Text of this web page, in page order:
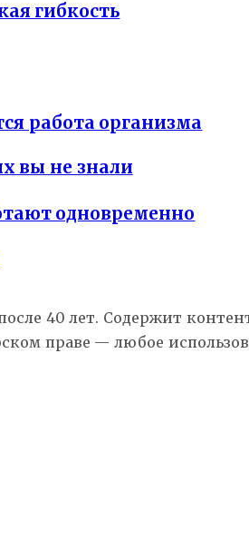
гибкость
работа организма
вы не знали
одновременно
40 лет. Содержит
праве — любое